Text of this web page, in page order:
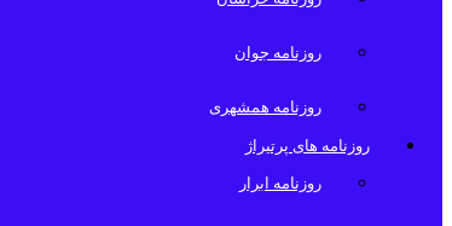
روزنامه جوان
روزنامه همشهری
روزنامه های پرتیراژ
روزنامه ابرار